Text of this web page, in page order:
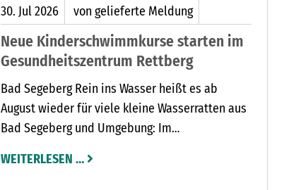
30. Jul2026 von gelieferte Meldung
Neue Kinderschwimmkurse starten im
Gesundheitszentrum Rettberg
Bad Segeberg Rein ins Wasser heißt es ab
August wieder für viele kleine Wasserratten aus
Bad Segeberg und Umgebung: Im
Rosenstraße 15 starten eine neue Runde
WEITERLESEN …